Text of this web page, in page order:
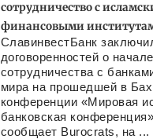
сотрудничество с
финансовыми
СлавинвестБанк
договоренностей о начале
сотрудничества с
мира на прошедшей в
конференции «Мировая
банковская
сообщает Burocrats, на ...